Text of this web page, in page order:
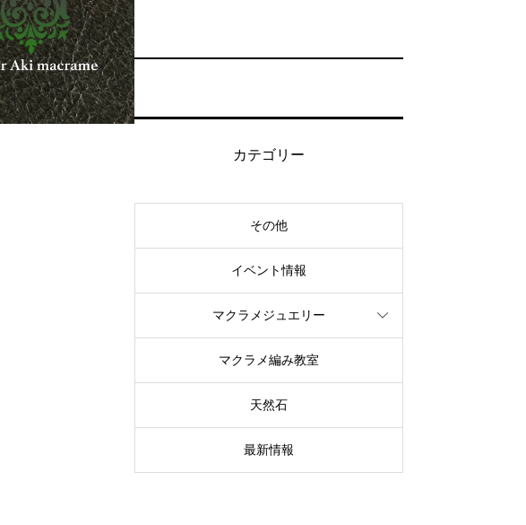
カテゴリー
その他
イベント情報
マクラメジュエリー
マクラメ編み教室
天然石
最新情報